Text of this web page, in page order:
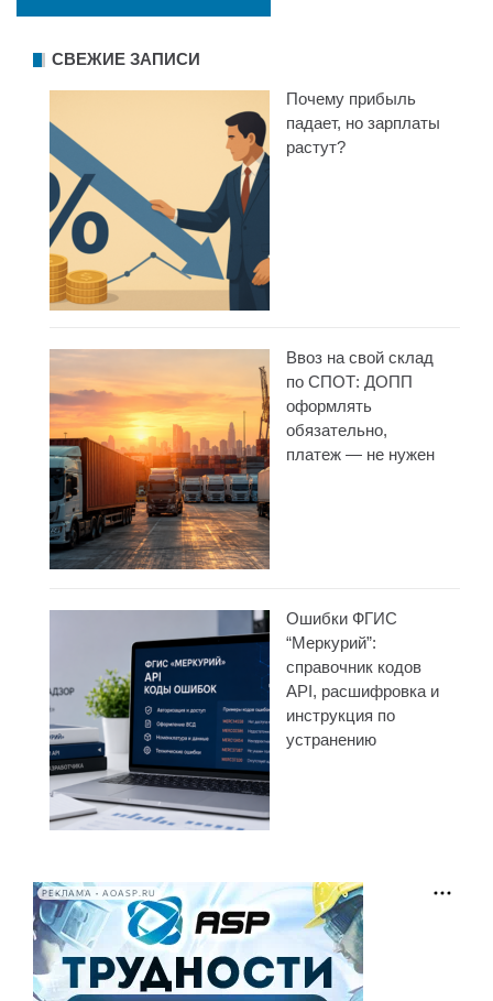
СВЕЖИЕ ЗАПИСИ
Почему прибыль
падает, но зарплаты
растут?
Ввоз на свой склад
по СПОТ: ДОПП
оформлять
обязательно,
платеж — не нужен
Ошибки ФГИС
“Меркурий”:
справочник кодов
API, расшифровка и
инструкция по
устранению
РЕКЛАМА • AOASP.RU